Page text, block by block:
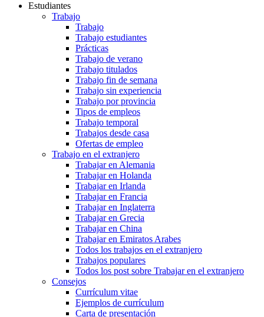
Estudiantes
Trabajo
Trabajo
Trabajo estudiantes
Prácticas
Trabajo de verano
Trabajo titulados
Trabajo fin de semana
Trabajo sin experiencia
Trabajo por provincia
Tipos de empleos
Trabajo temporal
Trabajos desde casa
Ofertas de empleo
Trabajo en el extranjero
Trabajar en Alemania
Trabajar en Holanda
Trabajar en Irlanda
Trabajar en Francia
Trabajar en Inglaterra
Trabajar en Grecia
Trabajar en China
Trabajar en Emiratos Arabes
Todos los trabajos en el extranjero
Trabajos populares
Todos los post sobre Trabajar en el extranjero
Consejos
Currículum vitae
Ejemplos de currículum
Carta de presentación